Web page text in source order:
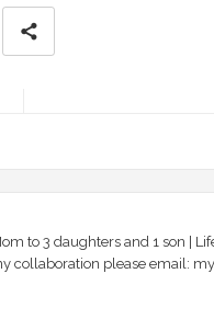
to 3 daughters and 1 son |
collaboration please email: